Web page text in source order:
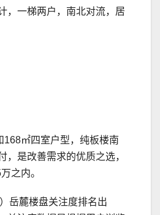
，一梯两户，南北对流，居
168㎡四室户型，纯板楼南
，是改善需求的优质之选，
之内。
岳麓楼盘关注度排名出